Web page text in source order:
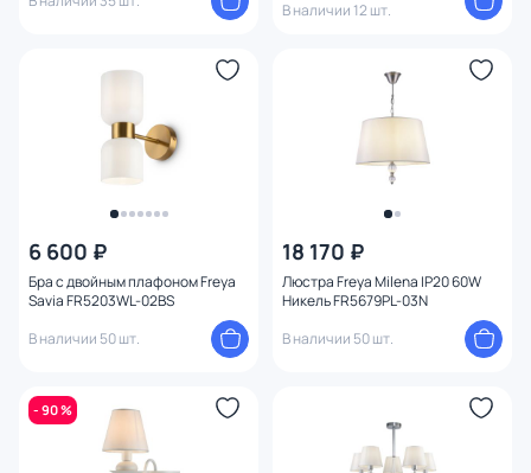
В наличии 12 шт.
6 600 ₽
Бра с двойным плафоном Freya
Savia FR5203WL-02BS
В наличии 50 шт.
18 170 ₽
Люстра Freya Milena IP20 60W
Никель FR5679PL-03N
В наличии 50 шт.
- 90 %